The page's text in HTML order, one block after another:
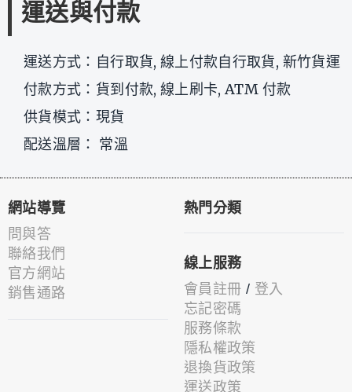
運送與付款
運送方式：自行取貨, 線上付款自行取貨, 新竹貨運
付款方式：貨到付款, 線上刷卡, ATM 付款
供貨模式：現貨
配送溫層： 常溫
網站導覽
問與答
聯絡我們
官方網站
銷售通路
熱門分類
線上服務
會員註冊 / 登入
忘記密碼
服務條款
隱私權政策
退換貨政策
運送政策